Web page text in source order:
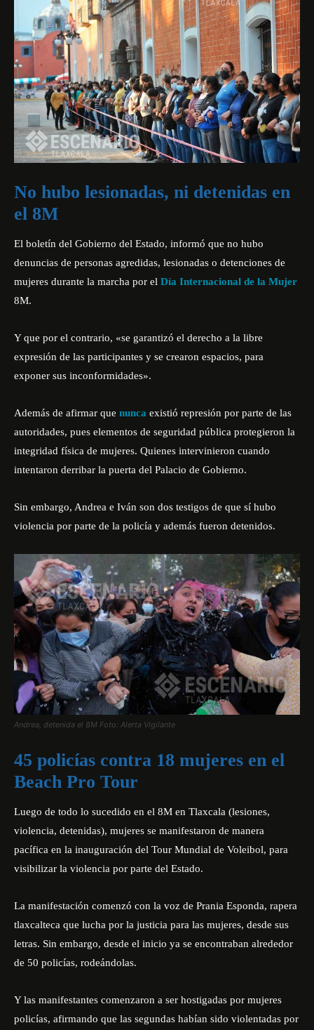
No hubo lesionadas, ni detenidas en
el 8M
El boletín del Gobierno del Estado, informó que no hubo
denuncias de personas agredidas, lesionadas o detenciones de
mujeres durante la marcha por el Día Internacional de la Mujer
8M.
Y que por el contrario, «se garantizó el derecho a la libre
expresión de las participantes y se crearon espacios, para
exponer sus inconformidades».
Además de afirmar que nunca existió represión por parte de las
autoridades, pues elementos de seguridad pública protegieron la
integridad física de mujeres. Quienes intervinieron cuando
intentaron derribar la puerta del Palacio de Gobierno.
Sin embargo, Andrea e Iván son dos testigos de que sí hubo
violencia por parte de la policía y además fueron detenidos.
Andrea, detenida el 8M Foto: Alerta Vigilante
45 policías contra 18 mujeres en el
Beach Pro Tour
Luego de todo lo sucedido en el 8M en Tlaxcala (lesiones,
violencia, detenidas), mujeres se manifestaron de manera
pacífica en la inauguración del Tour Mundial de Voleibol, para
visibilizar la violencia por parte del Estado.
La manifestación comenzó con la voz de Prania Esponda, rapera
tlaxcalteca que lucha por la justicia para las mujeres, desde sus
letras. Sin embargo, desde el inicio ya se encontraban alrededor
de 50 policías, rodeándolas.
Y las manifestantes comenzaron a ser hostigadas por mujeres
policías, afirmando que las segundas habían sido violentadas por